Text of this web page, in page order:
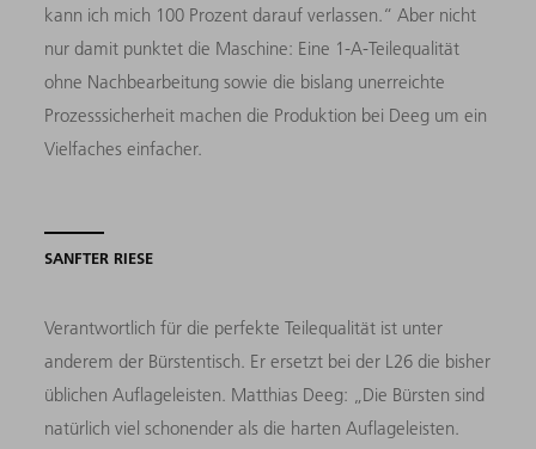
kann ich mich 100 Prozent darauf verlassen.“ Aber nicht
nur damit punktet die Maschine: Eine 1-A-Teilequalität
ohne Nachbearbeitung sowie die bislang unerreichte
Prozesssicherheit machen die Produktion bei Deeg um ein
Vielfaches einfacher.
SANFTER RIESE
Verantwortlich für die perfekte Teilequalität ist unter
anderem der Bürstentisch. Er ersetzt bei der L26 die bisher
üblichen Auflageleisten. Matthias Deeg: „Die Bürsten sind
natürlich viel schonender als die harten Auflageleisten.